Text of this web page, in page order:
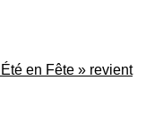
en Fête » revient